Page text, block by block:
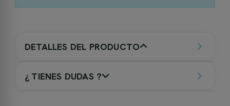
DETALLES DEL PRODUCTO
¿ TIENES DUDAS ?